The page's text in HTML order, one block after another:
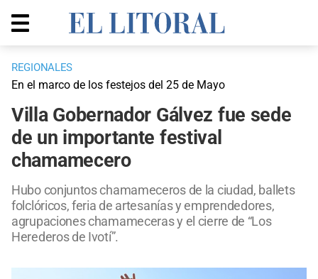
REGIONALES
En el marco de los festejos del 25 de Mayo
Villa Gobernador Gálvez fue sede
de un importante festival
chamamecero
Hubo conjuntos chamameceros de la ciudad, ballets
folclóricos, feria de artesanías y emprendedores,
agrupaciones chamameceras y el cierre de “Los
Herederos de Ivotí”.